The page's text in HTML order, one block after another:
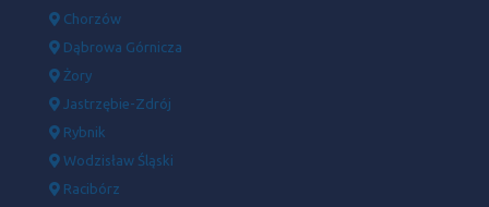
Chorzów
Dąbrowa Górnicza
Żory
Jastrzębie-Zdrój
Rybnik
Wodzisław Śląski
Racibórz